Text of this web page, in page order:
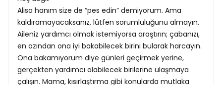
Alisa hanım size de “pes edin” demiyorum. Ama
kaldıramayacaksanız, lütfen sorumluluğunu almayın.
Aileniz yardımcı olmak istemiyorsa araştırın; çabanızı,
en azından ona iyi bakabilecek birini bularak harcayın.
Ona bakamıyorum diye günleri geçirmek yerine,
gerçekten yardımcı olabilecek birilerine ulaşmaya
çalışın. Mama, kısırlaştırma gibi konularda mutlaka